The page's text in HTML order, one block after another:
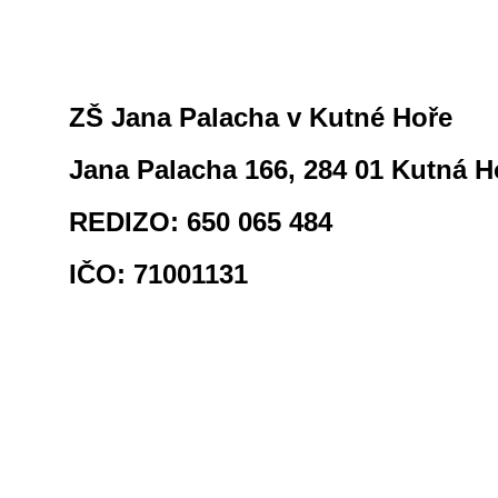
ZŠ Jana Palacha v Kutné Hoře
Jana Palacha 166, 284 01 Kutná
REDIZO: 650 065 484
IČO: 71001131